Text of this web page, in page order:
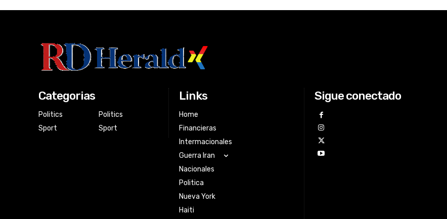
Categorias
Politics
Sport
Politics
Sport
Links
Home
Financieras
Intermacionales
Guerra Iran
Nacionales
Politica
Nueva York
Haiti
Sigue conectado